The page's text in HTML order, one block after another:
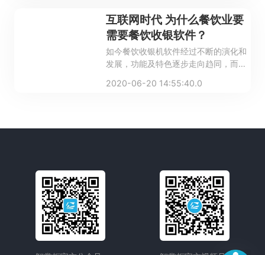
互联网时代 为什么餐饮业要
需要餐饮收银软件？
如今餐饮收银机软件经过不断的演化和
发展，功能及特色逐步走向趋同，而消
2020-06-20 14:55:40.0